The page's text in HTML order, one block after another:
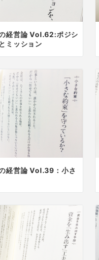
経営論 Vol.62:ポジシ
ミッション
経営論 Vol.39：小さ